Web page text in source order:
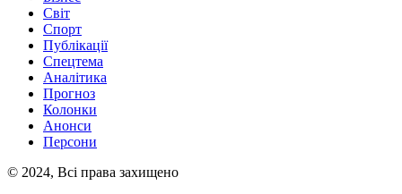
Світ
Спорт
Публікації
Спецтема
Аналітика
Прогноз
Колонки
Анонси
Персони
© 2024, Всі права захищено